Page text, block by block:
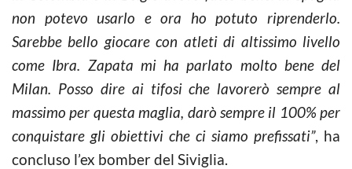
non potevo usarlo e ora ho potuto riprenderlo.
Sarebbe bello giocare con atleti di altissimo livello
come Ibra. Zapata mi ha parlato molto bene del
Milan. Posso dire ai tifosi che lavorerò sempre al
massimo per questa maglia, darò sempre il 100% per
conquistare gli obiettivi che ci siamo prefissati”, ha
concluso l’ex bomber del Siviglia.